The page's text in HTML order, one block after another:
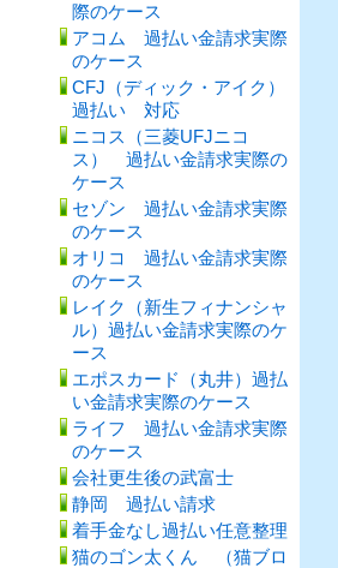
際のケース
アコム 過払い金請求実際
のケース
CFJ（ディック・アイク）
過払い 対応
ニコス（三菱UFJニコ
ス） 過払い金請求実際の
ケース
セゾン 過払い金請求実際
のケース
オリコ 過払い金請求実際
のケース
レイク（新生フィナンシャ
ル）過払い金請求実際のケ
ース
エポスカード（丸井）過払
い金請求実際のケース
ライフ 過払い金請求実際
のケース
会社更生後の武富士
静岡 過払い請求
着手金なし過払い任意整理
猫のゴン太くん （猫ブロ